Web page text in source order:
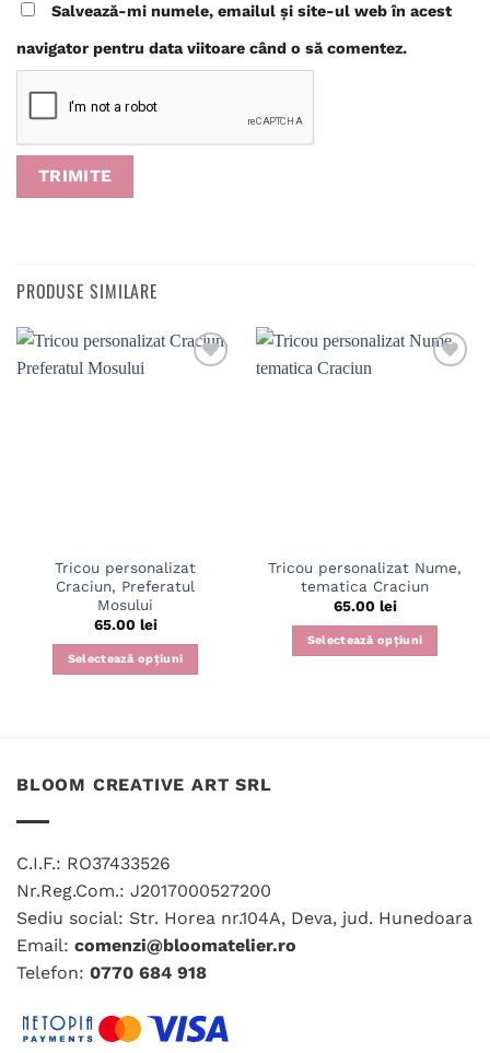
Salvează-mi numele, emailul și site-ul web în acest
navigator pentru data viitoare când o să comentez.
PRODUSE SIMILARE
Tricou personalizat
Craciun, Preferatul
Mosului
65.00 lei
Selectează opțiuni
multe
fi
alese
în
pagina
produsului.
Tricou personalizat Nume,
tematica Craciun
65.00 lei
Selectează opțiuni
pagina
BLOOM CREATIVE ART SRL
C.I.F.: RO37433526
Nr.Reg.Com.: J2017000527200
Sediu social: Str. Horea nr.104A, Deva, jud. Hunedoara
Email: comenzi@bloomatelier.ro
Telefon: 0770 684 918